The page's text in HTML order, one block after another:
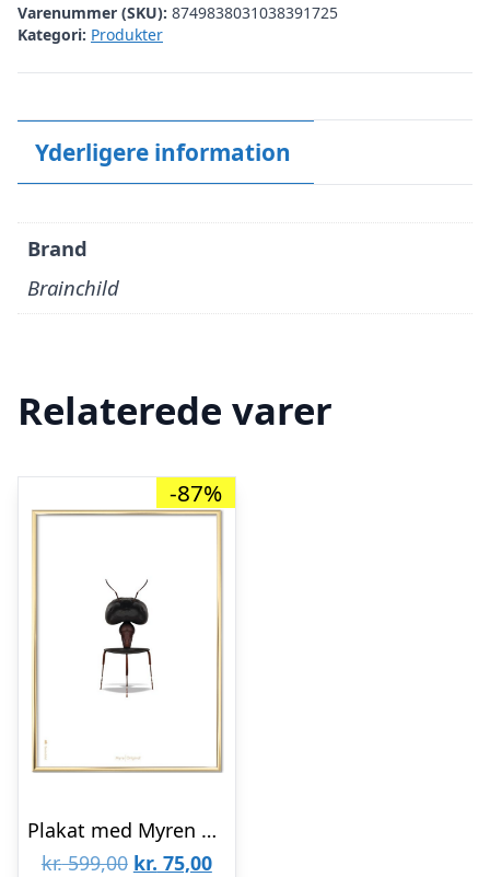
Varenummer (SKU): 8749838031038391725
Kategori: Produkter
Yderligere information
Brand
Brainchild
Relaterede varer
-87%
Plakat med Myren – Hvid Klassisk (50×70)
kr.599,00 Den
kr. 75,00Den